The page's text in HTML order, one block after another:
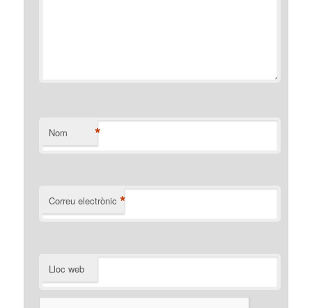
Nom *
Correu electrònic *
Lloc web